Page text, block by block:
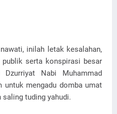
inilah letak kesalahan,
publik serta konspirasi besar
Nabi Muhammad
untuk mengadu domba umat
saling tuding yahudi.